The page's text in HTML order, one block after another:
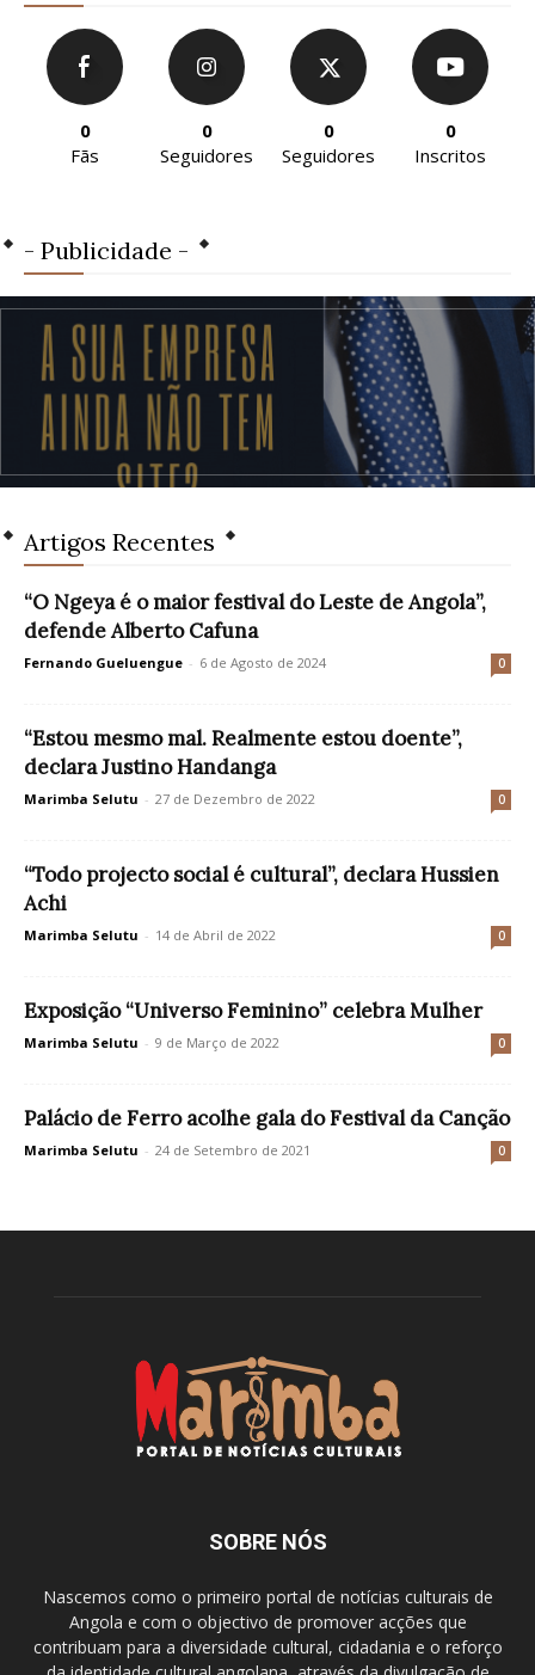
0
Fãs
0
Seguidores
0
Seguidores
0
Inscritos
- Publicidade -
Artigos Recentes
“O Ngeya é o maior festival do Leste de Angola”,
defende Alberto Cafuna
Fernando Gueluengue - 6 de Agosto de 2024 0
“Estou mesmo mal. Realmente estou doente”,
declara Justino Handanga
Marimba Selutu - 27 de Dezembro de 2022 0
“Todo projecto social é cultural”, declara Hussien
Achi
Marimba Selutu - 14 de Abril de 2022 0
Exposição “Universo Feminino” celebra Mulher
Marimba Selutu - 9 de Março de 2022 0
Palácio de Ferro acolhe gala do Festival da Canção
Marimba Selutu - 24 de Setembro de 2021 0
SOBRE NÓS
Nascemos como o primeiro portal de notícias culturais de
Angola e com o objectivo de promover acções que
contribuam para a diversidade cultural, cidadania e o reforço